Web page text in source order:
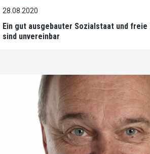
28.08.2020
Ein gut ausgebauter Sozialstaat und freie
sind unvereinbar